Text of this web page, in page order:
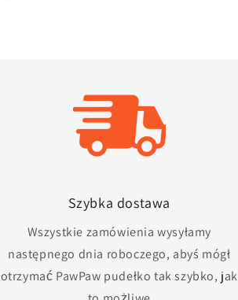
Szybka dostawa
Wszystkie zamówienia wysyłamy
następnego dnia roboczego, abyś mógł
otrzymać PawPaw pudełko tak szybko, jak